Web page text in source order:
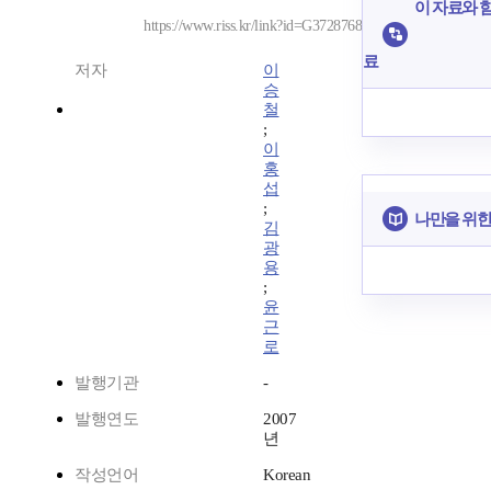
https://www.riss.kr/link?id=G3728768
저자
이
승
철
;
이
홍
섭
;
김
광
용
;
윤
근
로
발행기관 -
발행연도
2007
년
작성언어 Korean
이 자료와
료
나만을 위